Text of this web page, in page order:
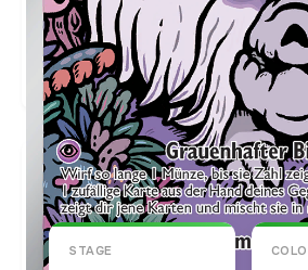
Holofoil
Preise werden täglich
Karten-Info
STAGE